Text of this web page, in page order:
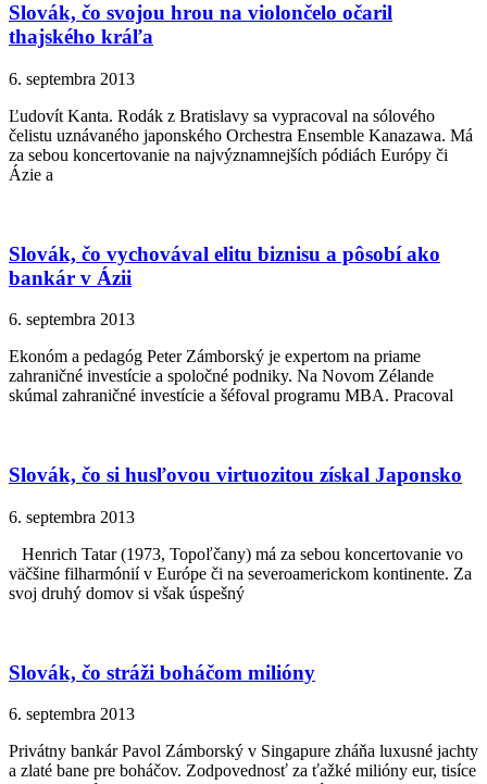
Slovák, čo svojou hrou na violončelo očaril
thajského kráľa
6. septembra 2013
Ľudovít Kanta. Rodák z Bratislavy sa vypracoval na sólového
čelistu uznávaného japonského Orchestra Ensemble Kanazawa. Má
za sebou koncertovanie na najvýznamnejších pódiách Európy či
Ázie a
Slovák, čo vychovával elitu biznisu a pôsobí ako
bankár v Ázii
6. septembra 2013
Ekonóm a pedagóg Peter Zámborský je expertom na priame
zahraničné investície a spoločné podniky. Na Novom Zélande
skúmal zahraničné investície a šéfoval programu MBA. Pracoval
Slovák, čo si husľovou virtuozitou získal Japonsko
6. septembra 2013
Henrich Tatar (1973, Topoľčany) má za sebou koncertovanie vo
väčšine filharmónií v Európe či na severoamerickom kontinente. Za
svoj druhý domov si však úspešný
Slovák, čo stráži boháčom milióny
6. septembra 2013
Privátny bankár Pavol Zámborský v Singapure zháňa luxusné jachty
a zlaté bane pre boháčov. Zodpovednosť za ťažké milióny eur, tisíce